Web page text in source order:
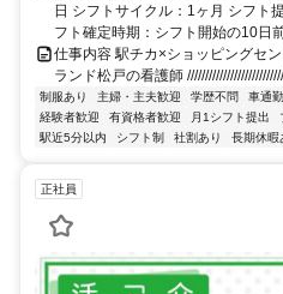
日 シフトサイクル：1ヶ月 シフト
フト確定時期：シフト開始の10日
仕事内容 駅チカ×ショッピングセ
ランド松戸の看護師
制服あり 主婦・主夫歓迎 学歴不問 車通
経験者歓迎
有資格者歓迎 月1シフト提出
駅近5分以内
シフト制 社割あり 長期休暇
正社員